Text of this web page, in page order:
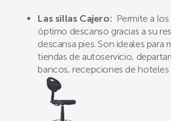
Las sillas Cajero: Permite a
óptimo descanso gracias a su
descansa pies. Son ideales para
tiendas de autoservicio,
bancos, recepciones de hoteles